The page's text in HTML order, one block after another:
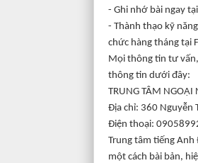
- Ghi nhớ bài ngay
- Thành thạo kỹ
chức hàng tháng tại
Mọi thông tin tư
thông tin dưới đây:
TRUNG TÂM NGOẠI
Địa chỉ: 360 Nguyễn
Điện thoại:
Trung tâm tiếng Anh
một cách bài bản,